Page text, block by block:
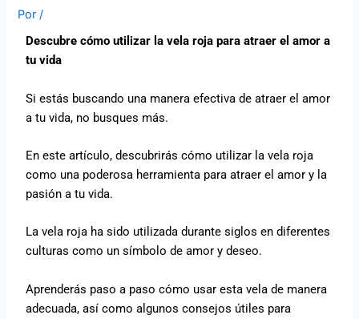
Por/
Descubre cómo utilizar la vela roja para atraer el amor a
tu vida
Si estás buscando una manera efectiva de atraer el amor
a tu vida, no busques más.
En este artículo, descubrirás cómo utilizar la vela roja
como una poderosa herramienta para atraer el amor y la
pasión a tu vida.
La vela roja ha sido utilizada durante siglos en diferentes
culturas como un símbolo de amor y deseo.
Aprenderás paso a paso cómo usar esta vela de manera
adecuada, así como algunos consejos útiles para